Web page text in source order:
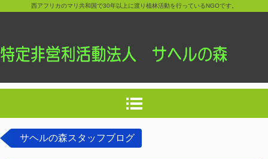
西アフリカのマリ共和国で30年以上に渡り植林活動を行っているNGOです。
サヘルの森スタッフブログ